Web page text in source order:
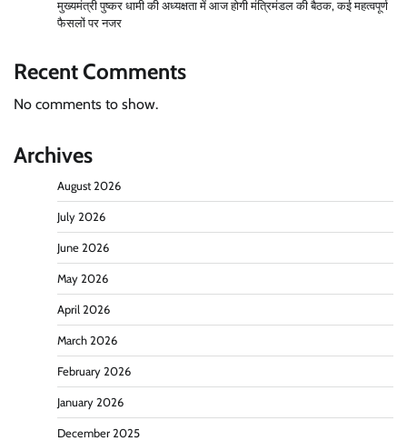
मुख्यमंत्री पुष्कर धामी की अध्यक्षता में आज होगी मंत्रिमंडल की बैठक, कई महत्वपूर्ण
फैसलों पर नजर
Recent Comments
No comments to show.
Archives
August 2026
July 2026
June 2026
May 2026
April 2026
March 2026
February 2026
January 2026
December 2025